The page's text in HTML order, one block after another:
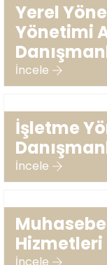
Yerel
Yönetimi
İncele
İşletme
İncele
Hizmetleri